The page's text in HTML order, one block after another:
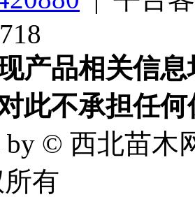
产品相关信
此不承担任
by © 西北苗木
有